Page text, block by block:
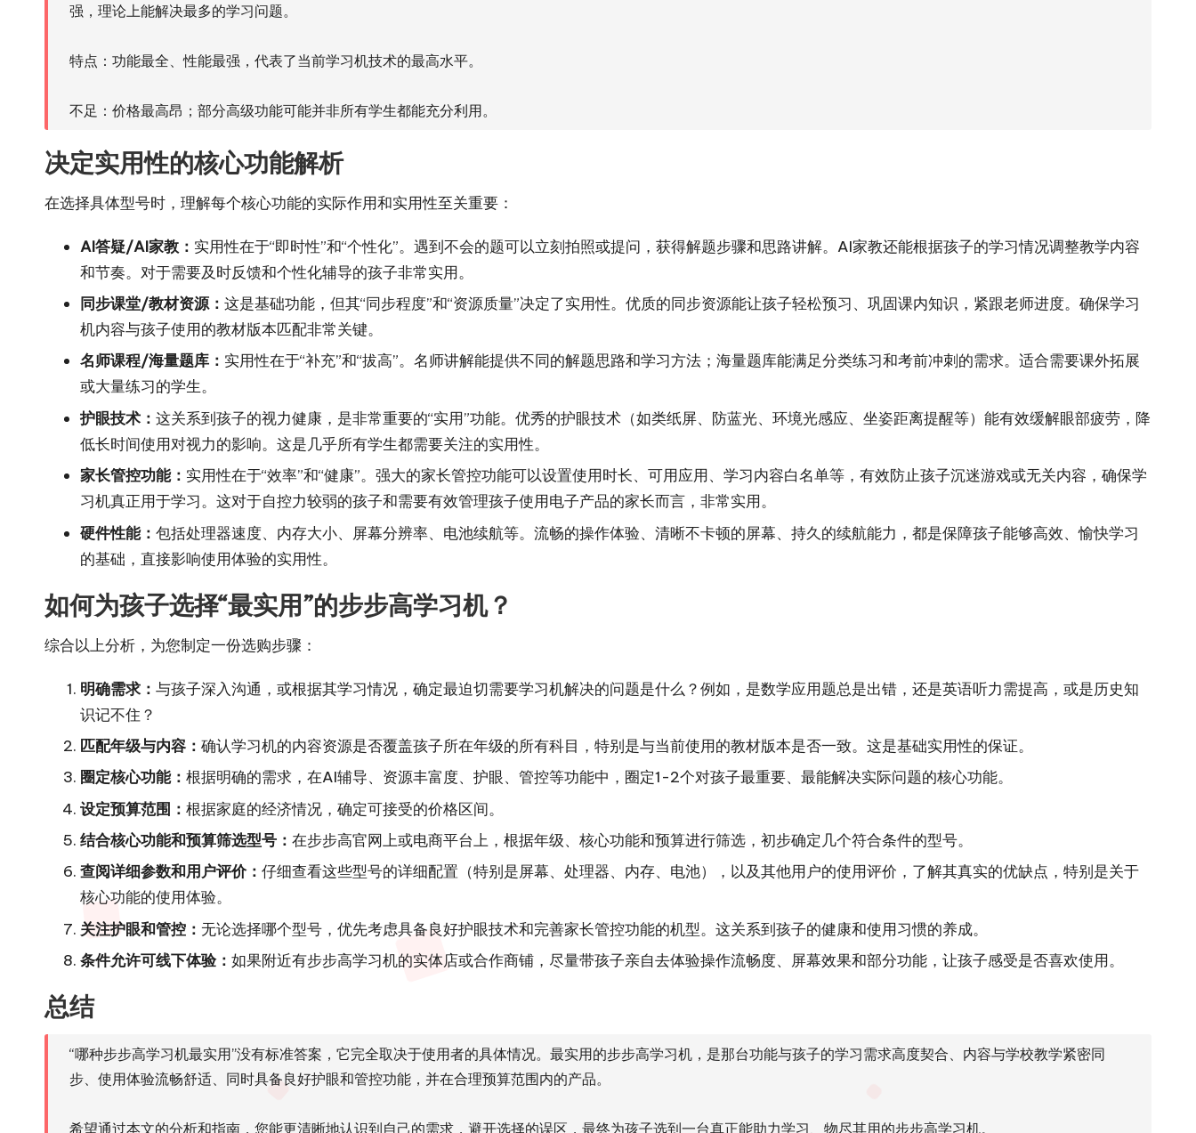
强，理论上能解决最多的学习问题。
特点：功能最全、性能最强，代表了当前学习机技术的最高水平。
不足：价格最高昂；部分高级功能可能并非所有学生都能充分利用。
决定实用性的核心功能解析
在选择具体型号时，理解每个核心功能的实际作用和实用性至关重要：
AI答疑/AI家教： 实用性在于“即时性”和“个性化”。遇到不会的题可以立刻拍照或提问，获得解题步骤和思路讲解。AI家教还能根据孩子的学习情况调整教学内容
和节奏。对于需要及时反馈和个性化辅导的孩子非常实用。
同步课堂/教材资源： 这是基础功能，但其“同步程度”和“资源质量”决定了实用性。优质的同步资源能让孩子轻松预习、巩固课内知识，紧跟老师进度。确保学习
机内容与孩子使用的教材版本匹配非常关键。
名师课程/海量题库： 实用性在于“补充”和“拔高”。名师讲解能提供不同的解题思路和学习方法；海量题库能满足分类练习和考前冲刺的需求。适合需要课外拓展
或大量练习的学生。
护眼技术： 这关系到孩子的视力健康，是非常重要的“实用”功能。优秀的护眼技术（如类纸屏、防蓝光、环境光感应、坐姿距离提醒等）能有效缓解眼部疲劳，降
低长时间使用对视力的影响。这是几乎所有学生都需要关注的实用性。
家长管控功能： 实用性在于“效率”和“健康”。强大的家长管控功能可以设置使用时长、可用应用、学习内容白名单等，有效防止孩子沉迷游戏或无关内容，确保学
习机真正用于学习。这对于自控力较弱的孩子和需要有效管理孩子使用电子产品的家长而言，非常实用。
硬件性能： 包括处理器速度、内存大小、屏幕分辨率、电池续航等。流畅的操作体验、清晰不卡顿的屏幕、持久的续航能力，都是保障孩子能够高效、愉快学习
的基础，直接影响使用体验的实用性。
如何为孩子选择“最实用”的步步高学习机？
综合以上分析，为您制定一份选购步骤：
明确需求： 与孩子深入沟通，或根据其学习情况，确定最迫切需要学习机解决的问题是什么？例如，是数学应用题总是出错，还是英语听力需提高，或是历史知
识记不住？
匹配年级与内容： 确认学习机的内容资源是否覆盖孩子所在年级的所有科目，特别是与当前使用的教材版本是否一致。这是基础实用性的保证。
圈定核心功能： 根据明确的需求，在AI辅导、资源丰富度、护眼、管控等功能中，圈定1-2个对孩子最重要、最能解决实际问题的核心功能。
设定预算范围： 根据家庭的经济情况，确定可接受的价格区间。
结合核心功能和预算筛选型号： 在步步高官网上或电商平台上，根据年级、核心功能和预算进行筛选，初步确定几个符合条件的型号。
查阅详细参数和用户评价： 仔细查看这些型号的详细配置（特别是屏幕、处理器、内存、电池），以及其他用户的使用评价，了解其真实的优缺点，特别是关于
核心功能的使用体验。
关注护眼和管控： 无论选择哪个型号，优先考虑具备良好护眼技术和完善家长管控功能的机型。这关系到孩子的健康和使用习惯的养成。
条件允许可线下体验： 如果附近有步步高学习机的实体店或合作商铺，尽量带孩子亲自去体验操作流畅度、屏幕效果和部分功能，让孩子感受是否喜欢使用。
总结
“哪种步步高学习机最实用”没有标准答案，它完全取决于使用者的具体情况。最实用的步步高学习机，是那台功能与孩子的学习需求高度契合、内容与学校教学紧密同
步、使用体验流畅舒适、同时具备良好护眼和管控功能，并在合理预算范围内的产品。
希望通过本文的分析和指南，您能更清晰地认识到自己的需求，避开选择的误区，最终为孩子选到一台真正能助力学习、物尽其用的步步高学习机。